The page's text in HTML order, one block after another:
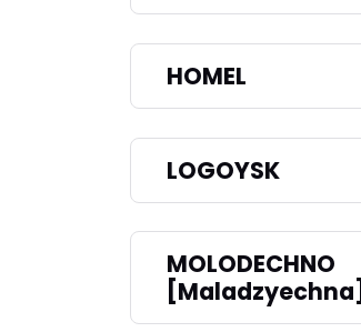
HOMEL
LOGOYSK
MOLODECHNO
[Maladzyechna]